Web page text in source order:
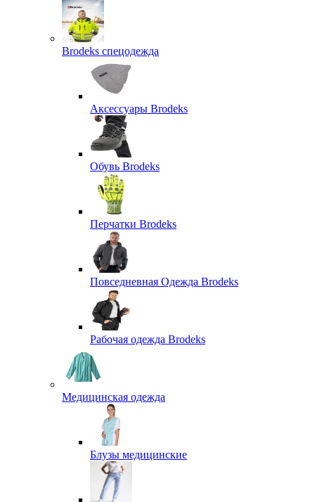
Brodeks спецодежда
Аксессуары Brodeks
Обувь Brodeks
Перчатки Brodeks
Повседневная Одежда Brodeks
Рабочая одежда Brodeks
Медицинская одежда
Блузы медицинские